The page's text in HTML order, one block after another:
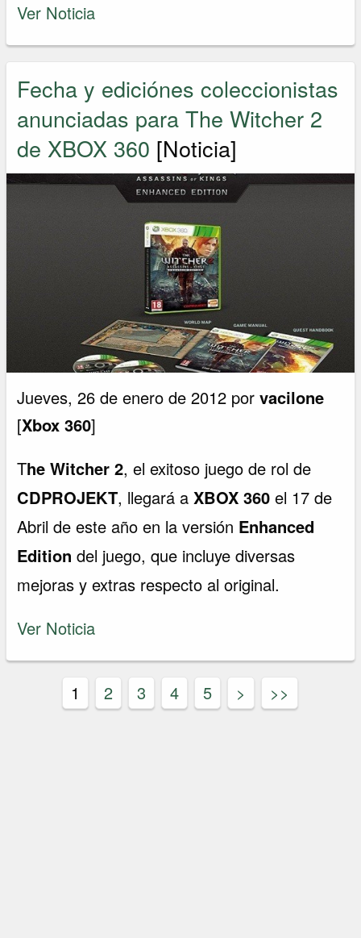
Ver Noticia
Fecha y ediciónes coleccionistas
anunciadas para The Witcher 2
de XBOX 360 [Noticia]
Jueves, 26 de enero de 2012 porvacilone
[Xbox 360]
The Witcher 2, el exitoso juego de rol de
CDPROJEKT, llegará aXBOX 360 el 17 de
Abril de este año en la versión Enhanced
Edition del juego, que incluye diversas
mejoras y extras respecto al original.
Ver Noticia
1 2 3 4 5 > >>